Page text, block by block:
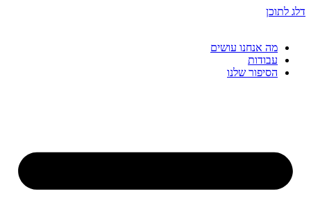
דלג לתוכן
מה אנחנו עושים
עבודות
הסיפור שלנו